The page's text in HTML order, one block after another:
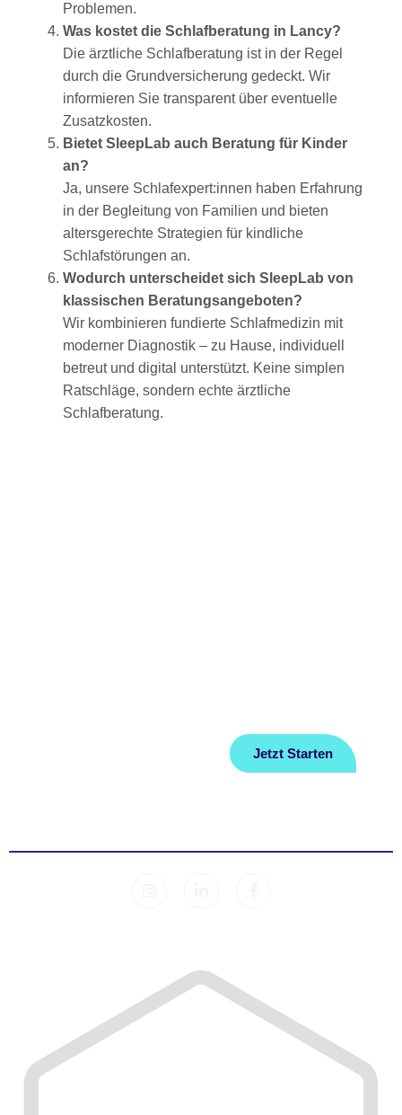
Problemen.
Was kostet die Schlafberatung in Lancy?
Die ärztliche Schlafberatung ist in der Regel
durch die Grundversicherung gedeckt. Wir
informieren Sie transparent über eventuelle
Zusatzkosten.
Bietet SleepLab auch Beratung für Kinder
an?
Ja, unsere Schlafexpert:innen haben Erfahrung
in der Begleitung von Familien und bieten
altersgerechte Strategien für kindliche
Schlafstörungen an.
Wodurch unterscheidet sich SleepLab von
klassischen Beratungsangeboten?
Wir kombinieren fundierte Schlafmedizin mit
moderner Diagnostik – zu Hause, individuell
betreut und digital unterstützt. Keine simplen
Ratschläge, sondern echte ärztliche
Schlafberatung.
Jetzt Starten